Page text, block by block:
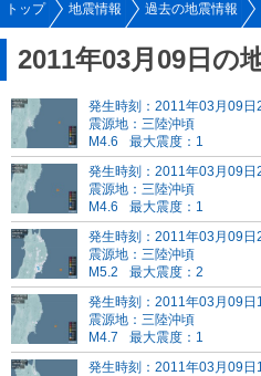
トップ 地震情報 過去の地震情報
2011年03月09日の
発生時刻：2011年03月09日
震源地：三陸沖頃
M4.6
最大震度：1
発生時刻：2011年03月09日
震源地：三陸沖頃
M4.6
最大震度：1
発生時刻：2011年03月09日
震源地：三陸沖頃
M5.2
最大震度：2
発生時刻：2011年03月09日
震源地：三陸沖頃
M4.7
最大震度：1
発生時刻：2011年03月09日